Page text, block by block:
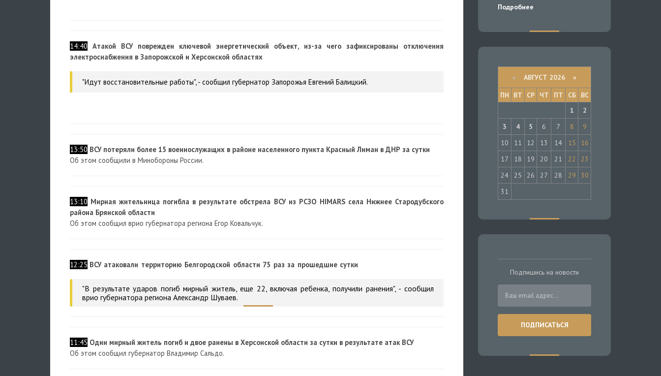
14:40 Атакой ВСУ поврежден ключевой энергетический объект, из-за чего зафиксированы отключения
электроснабжения в Запорожской и Херсонской областях
"Идут восстановительные работы", - сообщил губернатор Запорожья Евгений Балицкий.
13:50 ВСУ потеряли более 15 военнослужащих в районе населенного пункта Красный Лиман в ДНР за сутки
Об этом сообщили в Минобороны России.
13:10 Мирная жительница погибла в результате обстрела ВСУ из РСЗО HIMARS села Нижнее Стародубского
района Брянской области
Об этом сообщил врио губернатора региона Егор Ковальчук.
12:25 ВСУ атаковали территорию Белгородской области 75 раз за прошедшие сутки
"В результате ударов погиб мирный житель, еще 22, включая ребенка, получили ранения", - сообщил
врио губернатора региона Александр Шуваев.
11:45 Один мирный житель погиб и двое ранены в Херсонской области за сутки в результате атак ВСУ
Об этом сообщил губернатор Владимир Сальдо.
Подробнее
« АВГУСТ 2026 »
ПН
ВТ СР ЧТ ПТ СБ
ВС
1
2
3
4 5 6 7 8
9
10
11 12 13 14 15
16
17
18 19 20 21 22
23
24
25 26 27 28 29
30
31
Подпишись на новости